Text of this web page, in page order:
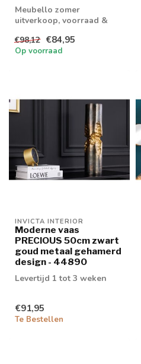
Meubello zomer
uitverkoop, voorraad &
levertijd 1/2 wek...
€98,12 €84,95
Op voorraad
INVICTA INTERIOR
Moderne vaas
PRECIOUS 50cm zwart
goud metaal gehamerd
design - 44890
Levertijd 1 tot 3 weken
€91,95
Te Bestellen